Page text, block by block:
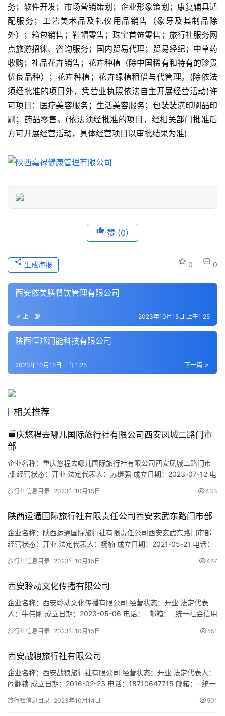
热
门
景
点
旅
游
信
息
史
化
地
活
旅
城
市
登录 注册
务；软件开发；市场营销策划；企业形象策划；康复辅具适
配服务；工艺美术品及礼仪用品销售（象牙及其制品除
外）；箱包销售；鞋帽零售；珠宝首饰零售；旅行社服务网
点旅游招徕、咨询服务；国内贸易代理；贸易经纪；中草药
收购；礼品花卉销售；花卉种植（除中国稀有和特有的珍贵
优良品种）；花卉种植；花卉绿植租借与代管理。(除依法
须经批准的项目外，凭营业执照依法自主开展经营活动)许
可项目：医疗美容服务；生活美容服务；包装装潢印刷品印
刷；药品零售。(依法须经批准的项目，经相关部门批准后
方可开展经营活动，具体经营项目以审批结果为准)
赞 (0)
0 0
生成海报
西安依美膳餐饮管理有限公司
上一篇 2023年10月15日 上午1:25
陕西恒邦润能科技有限公司
下一篇
2023年10月15日 上午1:25
相关推荐
重庆悠程去哪儿国际旅行社有限公司西安凤城二路门市
部
企业名称：重庆悠程去哪儿国际旅行社有限公司西安凤城二路门市
部 经营状态：开业 法定代表人：苏继强 成立日期：2023-07-12 电
地址：陕西省西安市未央区凤城二路金科天籁城商铺8-119 网址：-
依法须经批准的项目外，凭…
旅行社信息目录 2023年10月15日 433
陕西运通国际旅行社有限责任公司西安玄武东路门市部
企业名称：陕西运通国际旅行社有限责任公司西安玄武东路门市部
经营状态：开业 法定代表人：杨楠 成立日期：2021-05-21 电话：
码：91610135MAB0WCW758 注册地址：陕西省西安市未央区玄
旅行社信息目录 2023年10月15日 467
西安聆动文化传播有限公司
企业名称：西安聆动文化传播有限公司 经营状态：开业 法定代表
人：牛伟刚 成立日期：2023-05-06 电话：- 邮箱：- 统一社会信用
芙蓉西路龙湖雁塔天宸9号楼316室 网址：- 经营范围：一般项目：
育赛事策划；体育竞赛组织；…
旅行社信息目录 2023年10月15日 551
西安战狼旅行社有限公司
企业名称：西安战狼旅行社有限公司 经营状态：开业 法定代表人：
阎翻锁 成立日期：2016-02-23 电话：18710647715 邮箱：- 统一
华清东路108号（官厅村） 网址：- 经营范围：许可经营项目：汽车
旅行社信息目录 2023年10月14日 501